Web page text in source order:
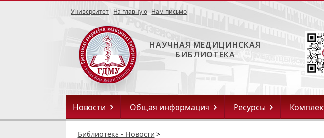
Университет На главную Нам письмо
НАУЧНАЯ МЕДИЦИНСКАЯ
БИБЛИОТЕКА
Новости Общая информация Ресурсы
Библиотека - Новости >